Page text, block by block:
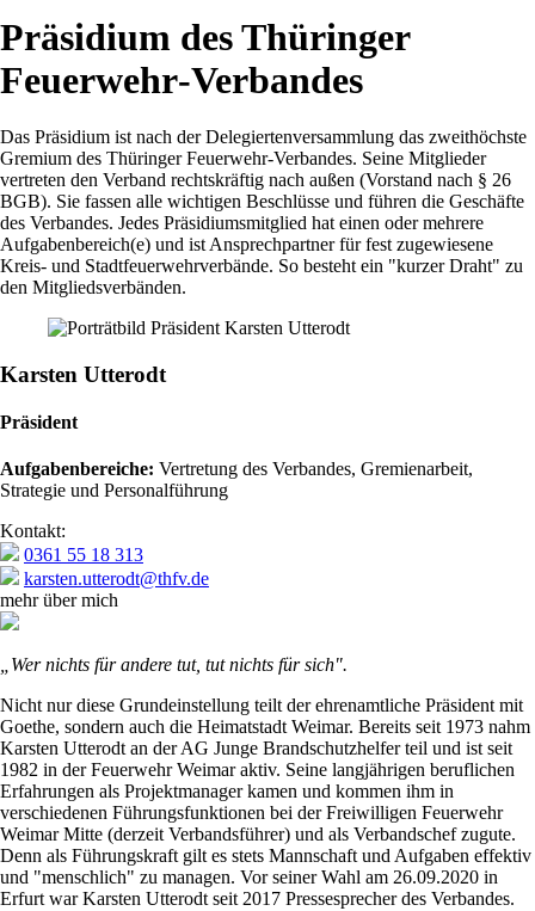
Präsidium des Thüringer
Feuerwehr‑Verbandes
Das Präsidium ist nach der Delegiertenversammlung das zweithöchste
Gremium des Thüringer Feuerwehr-Verbandes. Seine Mitglieder
vertreten den Verband rechtskräftig nach außen (Vorstand nach § 26
BGB). Sie fassen alle wichtigen Beschlüsse und führen die Geschäfte
des Verbandes. Jedes Präsidiumsmitglied hat einen oder mehrere
Aufgabenbereich(e) und ist Ansprechpartner für fest zugewiesene
Kreis- und Stadtfeuerwehrverbände. So besteht ein "kurzer Draht" zu
den Mitgliedsverbänden.
Karsten Utterodt
Präsident
Aufgabenbereiche: Vertretung des Verbandes, Gremienarbeit,
Strategie und Personalführung
Kontakt:
0361 55 18 313
karsten.utterodt@thfv.de
mehr über mich
„Wer nichts für andere tut, tut nichts für sich".
Nicht nur diese Grundeinstellung teilt der ehrenamtliche Präsident mit
Goethe, sondern auch die Heimatstadt Weimar. Bereits seit 1973 nahm
Karsten Utterodt an der AG Junge Brandschutzhelfer teil und ist seit
1982 in der Feuerwehr Weimar aktiv. Seine langjährigen beruflichen
Erfahrungen als Projektmanager kamen und kommen ihm in
verschiedenen Führungsfunktionen bei der Freiwilligen Feuerwehr
Weimar Mitte (derzeit Verbandsführer) und als Verbandschef zugute.
Denn als Führungskraft gilt es stets Mannschaft und Aufgaben effektiv
und "menschlich" zu managen. Vor seiner Wahl am 26.09.2020 in
Erfurt war Karsten Utterodt seit 2017 Pressesprecher des Verbandes.